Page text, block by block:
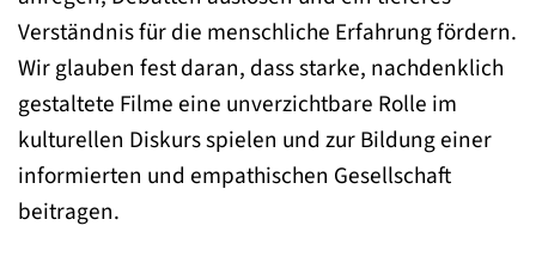
Verständnis für die menschliche Erfahrung fördern.
Wir glauben fest daran, dass starke, nachdenklich
gestaltete Filme eine unverzichtbare Rolle im
kulturellen Diskurs spielen und zur Bildung einer
informierten und empathischen Gesellschaft
beitragen.